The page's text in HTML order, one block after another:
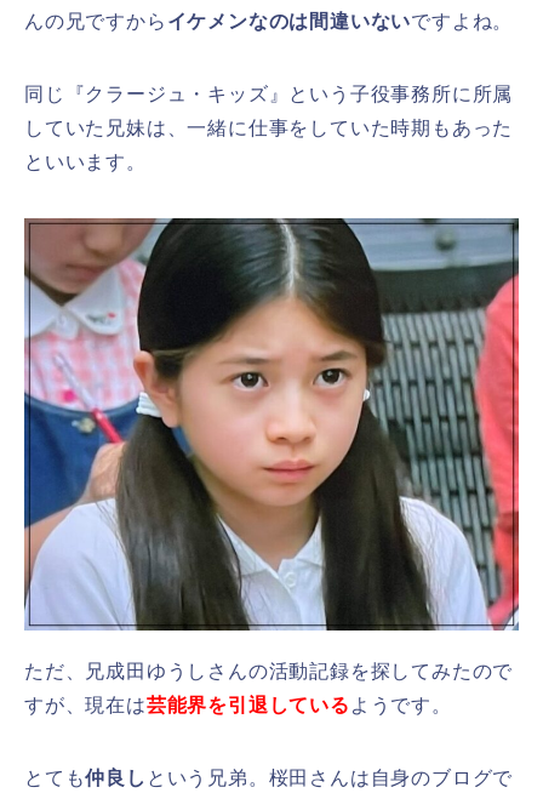
んの兄ですから イケメンなのは間違いないですよね。
同じ『クラージュ・キッズ』という子役事務所に所属
していた兄妹は、一緒に仕事をしていた時期もあった
といいます。
ただ、兄成田ゆうしさんの活動記録を探してみたので
すが、現在は芸能界を引退している ようです。
とても仲良し という兄弟。桜田さんは自身のブログで